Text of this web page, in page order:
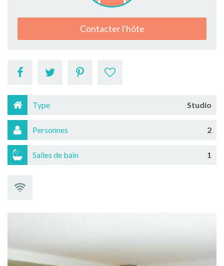
Contacter l'hôte
Type Studio
Personnes 2
Salles de bain 1